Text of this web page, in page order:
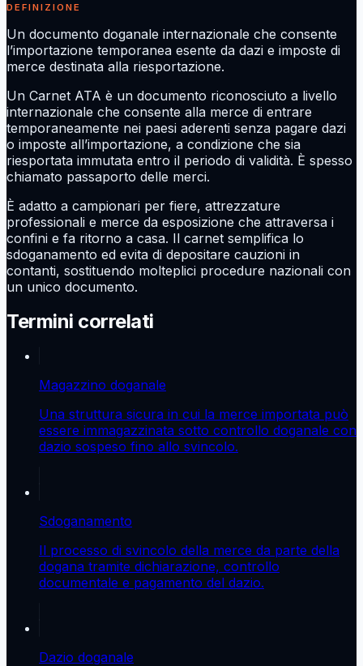
DEFINIZIONE
Un documento doganale internazionale che consente
l’importazione temporanea esente da dazi e imposte di
merce destinata alla riesportazione.
Un Carnet ATA è un documento riconosciuto a livello
internazionale che consente alla merce di entrare
temporaneamente nei paesi aderenti senza pagare dazi
o imposte all’importazione, a condizione che sia
riesportata immutata entro il periodo di validità. È spesso
chiamato passaporto delle merci.
È adatto a campionari per fiere, attrezzature
professionali e merce da esposizione che attraversa i
confini e fa ritorno a casa. Il carnet semplifica lo
sdoganamento ed evita di depositare cauzioni in
contanti, sostituendo molteplici procedure nazionali con
un unico documento.
Termini correlati
Magazzino doganale
Una struttura sicura in cui la merce importata può
essere immagazzinata sotto controllo doganale con
dazio sospeso fino allo svincolo.
Sdoganamento
Il processo di svincolo della merce da parte della
dogana tramite dichiarazione, controllo
documentale e pagamento del dazio.
Dazio doganale